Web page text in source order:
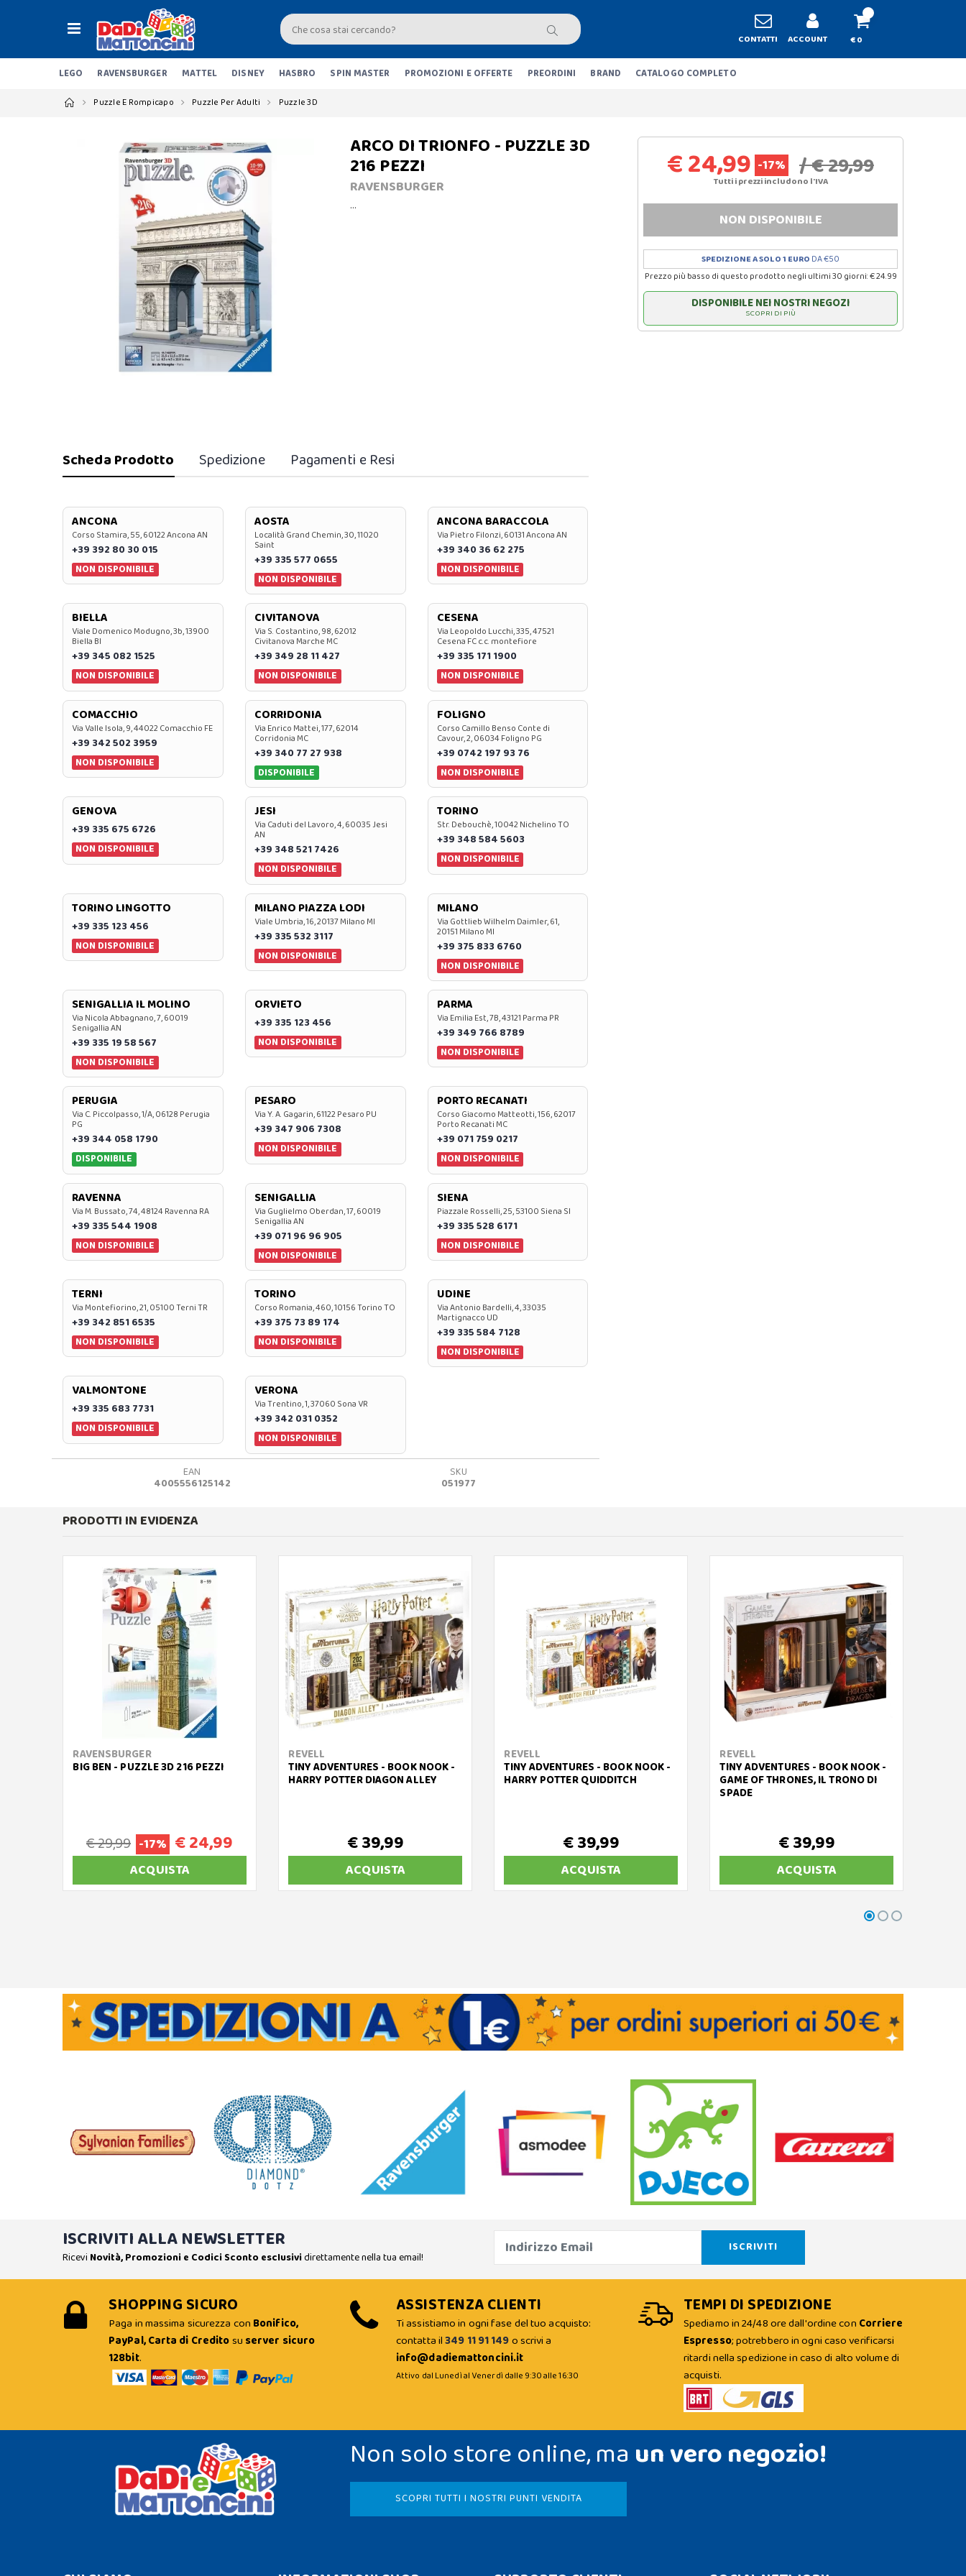
CONTATTI ACCOUNT € 0
LEGO RAVENSBURGER MATTEL DISNEY HASBRO SPIN MASTER PROMOZIONI E OFFERTE PREORDINI BRAND CATALOGO COMPLETO
Puzzle E Rompicapo Puzzle Per Adulti Puzzle 3D
ARCO DI TRIONFO - PUZZLE 3D
216 PEZZI
RAVENSBURGER
…
€ 24,99 -17% / € 29,99
Tutti i prezzi includono l'IVA
NON DISPONIBILE
SPEDIZIONE A SOLO 1 EURO DA €50
Prezzo più basso di questo prodotto negli ultimi 30 giorni: € 24.99
DISPONIBILE NEI NOSTRI NEGOZI
SCOPRI DI PIÙ
Scheda Prodotto Spedizione Pagamenti e Resi
ANCONA
Corso Stamira, 55, 60122 Ancona AN
+39 392 80 30 015
NON DISPONIBILE
AOSTA
Località Grand Chemin, 30, 11020
Saint
+39 335 577 0655
NON DISPONIBILE
ANCONA BARACCOLA
Via Pietro Filonzi, 60131 Ancona AN
+39 340 36 62 275
NON DISPONIBILE
BIELLA
Viale Domenico Modugno, 3b, 13900
Biella BI
+39 345 082 1525
NON DISPONIBILE
CIVITANOVA
Via S. Costantino, 98, 62012
Civitanova Marche MC
+39 349 28 11 427
NON DISPONIBILE
CESENA
Via Leopoldo Lucchi, 335, 47521
Cesena FC c.c. montefiore
+39 335 171 1900
NON DISPONIBILE
COMACCHIO
Via Valle Isola, 9, 44022 Comacchio FE
+39 342 502 3959
NON DISPONIBILE
CORRIDONIA
Via Enrico Mattei, 177, 62014
Corridonia MC
+39 340 77 27 938
DISPONIBILE
FOLIGNO
Corso Camillo Benso Conte di
Cavour, 2, 06034 Foligno PG
+39 0742 197 93 76
NON DISPONIBILE
GENOVA
+39 335 675 6726
NON DISPONIBILE
JESI
Via Caduti del Lavoro, 4, 60035 Jesi
AN
+39 348 521 7426
NON DISPONIBILE
TORINO
Str. Debouchè, 10042 Nichelino TO
+39 348 584 5603
NON DISPONIBILE
TORINO LINGOTTO
+39 335 123 456
NON DISPONIBILE
MILANO PIAZZA LODI
Viale Umbria, 16, 20137 Milano MI
+39 335 532 3117
NON DISPONIBILE
MILANO
Via Gottlieb Wilhelm Daimler, 61,
20151 Milano MI
+39 375 833 6760
NON DISPONIBILE
SENIGALLIA IL MOLINO
Via Nicola Abbagnano, 7, 60019
Senigallia AN
+39 335 19 58 567
NON DISPONIBILE
ORVIETO
+39 335 123 456
NON DISPONIBILE
PARMA
Via Emilia Est, 7B, 43121 Parma PR
+39 349 766 8789
NON DISPONIBILE
PERUGIA
Via C. Piccolpasso, 1/A, 06128 Perugia
PG
+39 344 058 1790
DISPONIBILE
PESARO
Via Y. A. Gagarin, 61122 Pesaro PU
+39 347 906 7308
NON DISPONIBILE
PORTO RECANATI
Corso Giacomo Matteotti, 156, 62017
Porto Recanati MC
+39 071 759 0217
NON DISPONIBILE
RAVENNA
Via M. Bussato, 74, 48124 Ravenna RA
+39 335 544 1908
NON DISPONIBILE
SENIGALLIA
Via Guglielmo Oberdan, 17, 60019
Senigallia AN
+39 071 96 96 905
NON DISPONIBILE
SIENA
Piazzale Rosselli, 25, 53100 Siena SI
+39 335 528 6171
NON DISPONIBILE
TERNI
Via Montefiorino, 21, 05100 Terni TR
+39 342 851 6535
NON DISPONIBILE
TORINO
Corso Romania, 460, 10156 Torino TO
+39 375 73 89 174
NON DISPONIBILE
UDINE
Via Antonio Bardelli, 4, 33035
Martignacco UD
+39 335 584 7128
NON DISPONIBILE
VALMONTONE
+39 335 683 7731
NON DISPONIBILE
VERONA
Via Trentino, 1, 37060 Sona VR
+39 342 031 0352
NON DISPONIBILE
EAN
4005556125142
SKU
051977
PRODOTTI IN EVIDENZA
RAVENSBURGER
BIG BEN - PUZZLE 3D 216 PEZZI
€ 29,99 -17% € 24,99
ACQUISTA
REVELL
TINY ADVENTURES - BOOK NOOK -
HARRY POTTER DIAGON ALLEY
€ 39,99
ACQUISTA
REVELL
TINY ADVENTURES - BOOK NOOK -
HARRY POTTER QUIDDITCH
€ 39,99
ACQUISTA
REVELL
TINY ADVENTURES - BOOK NOOK -
GAME OF THRONES, IL TRONO DI
SPADE
€ 39,99
ACQUISTA
ISCRIVITI ALLA NEWSLETTER
Ricevi Novità, Promozioni e Codici Sconto esclusividirettamente nella tua email!
SHOPPING SICURO
Paga in massima sicurezza con Bonifico,
PayPal, Carta di Creditosu server sicuro
128bit.
ASSISTENZA CLIENTI
Ti assistiamo in ogni fase del tuo acquisto:
contatta il349 11 91 149o scrivi a
info@dadiemattoncini.it
Attivo dal Lunedì al Venerdì dalle 9:30 alle 16:30
TEMPI DI SPEDIZIONE
Spediamo in 24/48 ore dall'ordine con Corriere
Espresso; potrebbero in ogni caso verificarsi
ritardi nella spedizione in caso di alto volume di
acquisti.
Non solo store online, ma un vero negozio!
SCOPRI TUTTI I NOSTRI PUNTI VENDITA